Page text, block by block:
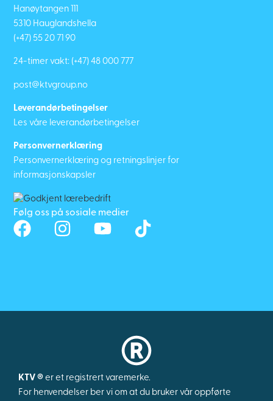
Hanøytangen 111
5310 Hauglandshella
(+47) 55 20 71 90
24-timer vakt: (+47) 48 000 777
post@ktvgroup.no
Leverandørbetingelser
Les våre leverandørbetingelser
Personvernerklæring
Personvernerklæring og retningslinjer for
informasjonskapsler
Følg oss på sosiale medier
KTV ® er et registrert varemerke.
For henvendelser ber vi om at du bruker vår oppførte